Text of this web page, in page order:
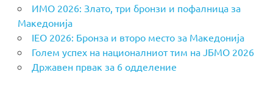
ИМО 2026: Злато, три бронзи и пофалница за
Македонија
IEO 2026: Бронза и второ место за Македонија
Голем успех на националниот тим на ЈБМО 2026
Државен првак за 6 одделение